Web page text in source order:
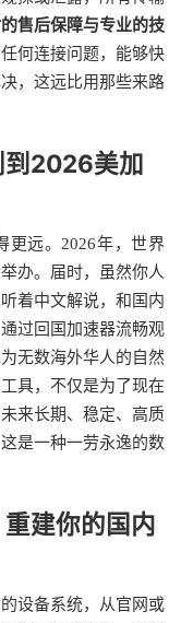
售后保障与专业的技
何连接问题，能够快
，这远比用那些来路
到2026美加
更远。2026年，世界
办。届时，虽然你人
着中文解说，和国内
过回国加速器流畅观
无数海外华人的自然
具，不仅是为了现在
来长期、稳定、高质
是一种一劳永逸的数
建你的国内
设备系统，从官网或